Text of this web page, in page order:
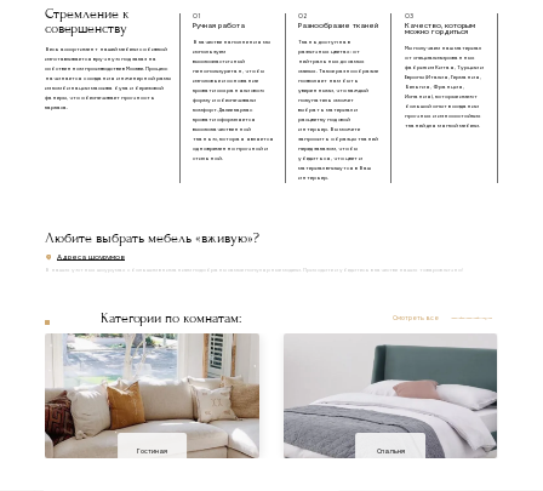
Стремление к
совершенству
Весь ассортимент нашей мебели с обивкой
изготавливается вручную под заказ на
собственном производстве в Москве. Процесс
начинается с создания инженерной рамы
из комбинации массива бука и березовой
фанеры, что обеспечивает прочность
каркаса.
01
Ручная работа
В качестве наполнения мы
используем
высокоэластичный
пенополиуретан, чтобы
изголовье и основание
кровати сохраняли свою
форму и обеспечивали
комфорт. Далее каркас
кровати оформляется
высококачественной
тканью, которая является
одновременно прочной и
стильной.
02
Разнообразие тканей
Ткань доступна в
различных цветах: от
нейтральных до самых
смелых. Такое разнообразие
позволяет нам быть
уверенными, что каждый
покупатель сможет
выбрать материал и
расцветку под свой
интерьер. Вы можете
запросить образцы тканей
перед заказом, чтобы
убедиться, что цвет и
материал впишутся в Ваш
интерьер.
03
Качество, которым
можно гордиться
Мы получаем наш материал
от специализированных
фабрик из Китая, Турции и
Европы (Италия, Германия,
Бельгия, Франция,
Испания), которые имеют
большой опыт в создании
прочных и износостойких
тканей для мягкой мебели.
Любите выбрать мебель «вживую»?
Адреса шоурумов
В наших уютных шоурумах с большим вниманием подобраны самые популярные модели. Приходите и убедитесь в качестве наших товаров лично!
Категории по комнатам: Смотреть все
Гостиная Спальня